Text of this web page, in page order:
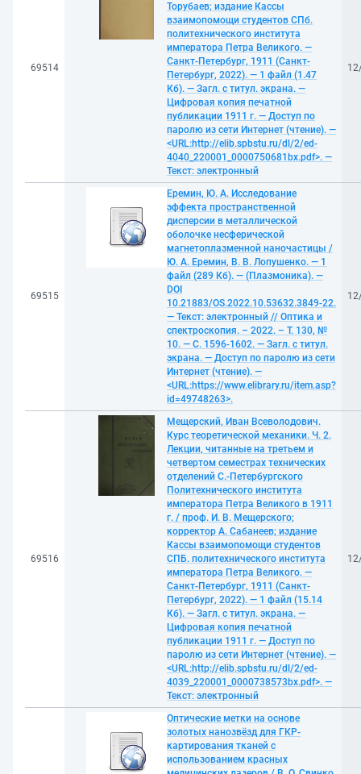
69514
Торубаев; издание Кассы
взаимопомощи студентов СПб.
политехнического института
императора Петра Великого. —
Санкт-Петербург, 1911 (Санкт-
Петербург, 2022). — 1 файл (1.47
Кб). — Загл. с титул. экрана. —
Цифровая копия печатной
публикации 1911 г. — Доступ по
паролю из сети Интернет (чтение). —
<URL:http://elib.spbstu.ru/dl/2/ed-
4040_220001_0000750681bx.pdf>. —
Текст: электронный
69515
Еремин, Ю. А. Исследование
эффекта пространственной
дисперсии в металлической
оболочке несферической
магнетоплазменной наночастицы /
Ю. А. Еремин, В. В. Лопушенко. — 1
файл (289 Кб). — (Плазмоника). —
DOI
10.21883/OS.2022.10.53632.3849-22.
— Текст: электронный // Оптика и
спектроскопия. – 2022. – Т. 130, №
10. — С. 1596-1602. — Загл. с титул.
экрана. — Доступ по паролю из сети
Интернет (чтение). —
<URL:https://www.elibrary.ru/item.asp?
id=49748263>.
69516
Мещерский, Иван Всеволодович.
Курс теоретической механики. Ч. 2.
Лекции, читанные на третьем и
четвертом семестрах технических
отделений С.-Петербургского
Политехнического института
императора Петра Великого в 1911
г. / проф. И. В. Мещерского;
корректор А. Сабанеев; издание
Кассы взаимопомощи студентов
СПБ. политехнического института
императора Петра Великого. —
Санкт-Петербург, 1911 (Санкт-
Петербург, 2022). — 1 файл (15.14
Кб). — Загл. с титул. экрана. —
Цифровая копия печатной
публикации 1911 г. — Доступ по
паролю из сети Интернет (чтение). —
<URL:http://elib.spbstu.ru/dl/2/ed-
4039_220001_0000738573bx.pdf>. —
Текст: электронный
Оптические метки на основе
золотых нанозвёзд для ГКР-
картирования тканей с
использованием красных